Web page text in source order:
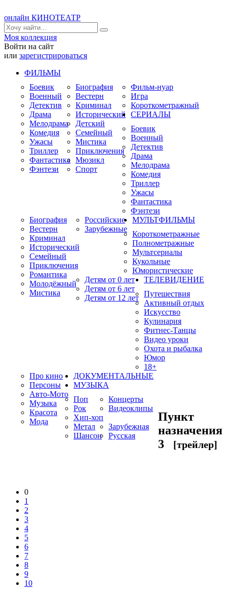
онлайн КИНОТЕАТР
Моя коллекция
Войти на сайт
или зарегистрироваться
ФИЛЬМЫ
Боевик
Военный
Детектив
Драма
Мелодрама
Комедия
Ужасы
Триллер
Фантастика
Фэнтези
Биография
Вестерн
Криминал
Исторический
Детский
Семейный
Мистика
Приключения
Мюзикл
Спорт
Фильм-нуар
Игра
Короткометражный
СЕРИАЛЫ
Боевик
Военный
Детектив
Драма
Мелодрама
Комедия
Триллер
Ужасы
Фантастика
Фэнтези
Биография
Вестерн
Криминал
Исторический
Семейный
Приключения
Романтика
Молодёжный
Мистика
Российские
Зарубежные
МУЛЬТФИЛЬМЫ
Короткометражные
Полнометражные
Мультсериалы
Кукольные
Юмористические
Детям от 0 лет
Детям от 6 лет
Детям от 12 лет
ТЕЛЕВИДЕНИЕ
Путешествия
Активный отдых
Искусство
Кулинария
Фитнес-Танцы
Видео уроки
Охота и рыбалка
Юмор
18+
Про кино
Персоны
Авто-Мото
Музыка
Красота
Мода
ДОКУМЕНТАЛЬНЫЕ
МУЗЫКА
Поп
Рок
Хип-хоп
Метал
Шансон
Концерты
Видеоклипы
Зарубежная
Русская
Пункт
назначения
3
[трейлер]
0
1
2
3
4
5
6
7
8
9
10